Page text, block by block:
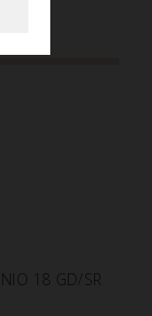
18 GD/SR